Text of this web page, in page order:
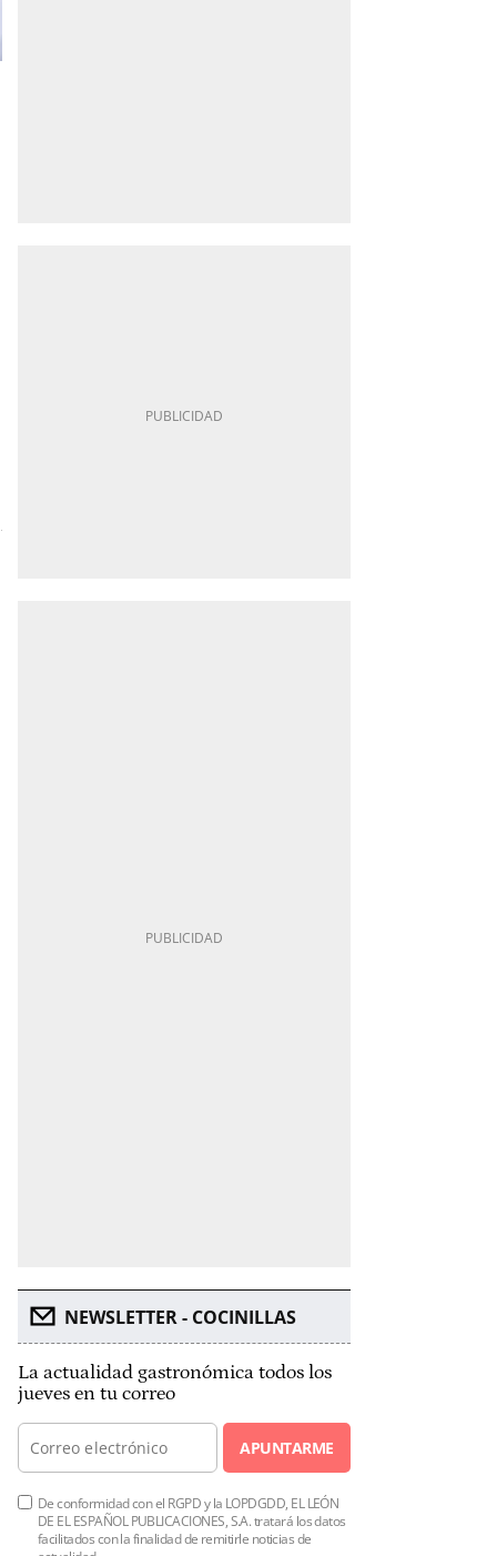
NEWSLETTER - COCINILLAS
La actualidad gastronómica todos los
jueves en tu correo
APUNTARME
De conformidad con el RGPD y la LOPDGDD, EL LEÓN
DE EL ESPAÑOL PUBLICACIONES, S.A. tratará los datos
facilitados con la finalidad de remitirle noticias de